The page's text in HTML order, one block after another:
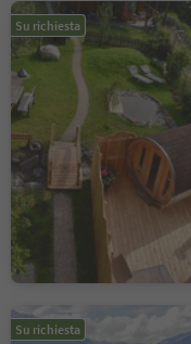
Su richiesta
Su richiesta